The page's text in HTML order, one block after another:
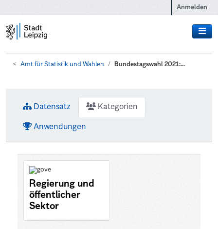
Anmelden
Amt für Statistik und Wahlen Bundestagswahl 2021:...
Datensatz Kategorien
Anwendungen
Regierung und
öffentlicher
Sektor